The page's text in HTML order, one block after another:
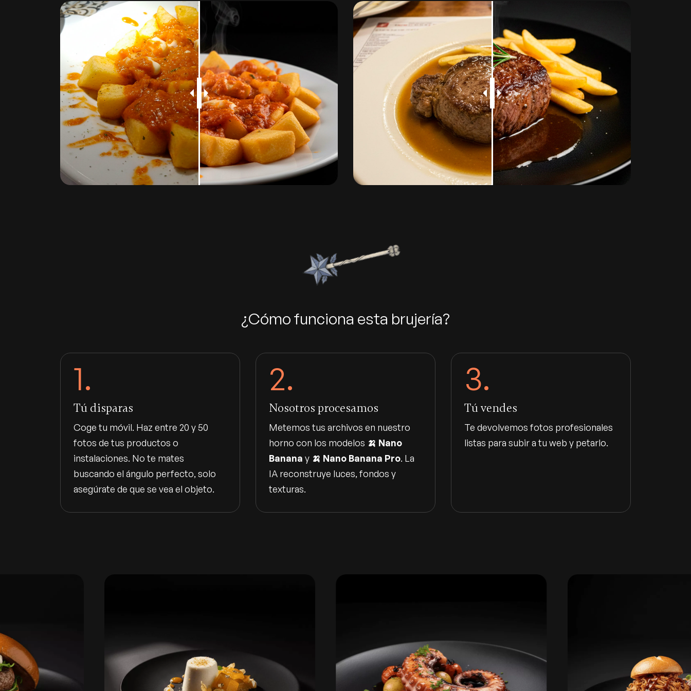
¿Cómo funciona esta brujería?
1.
Tú disparas
Coge tu móvil. Haz entre 20 y 50
fotos de tus productos o
instalaciones. No te mates
buscando el ángulo perfecto, solo
asegúrate de que se vea el objeto.
2.
Nosotros procesamos
Metemos tus archivos en nuestro
horno con los modelos 🍌 Nano
Banana y 🍌 Nano Banana Pro. La
IA reconstruye luces, fondos y
texturas.
3.
Tú vendes
Te devolvemos fotos profesionales
listas para subir a tu web y petarlo.